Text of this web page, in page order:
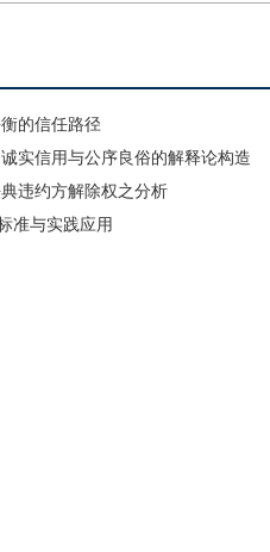
的信任路径
实信用与公序良俗的解释论构造
违约方解除权之分析
准与实践应用